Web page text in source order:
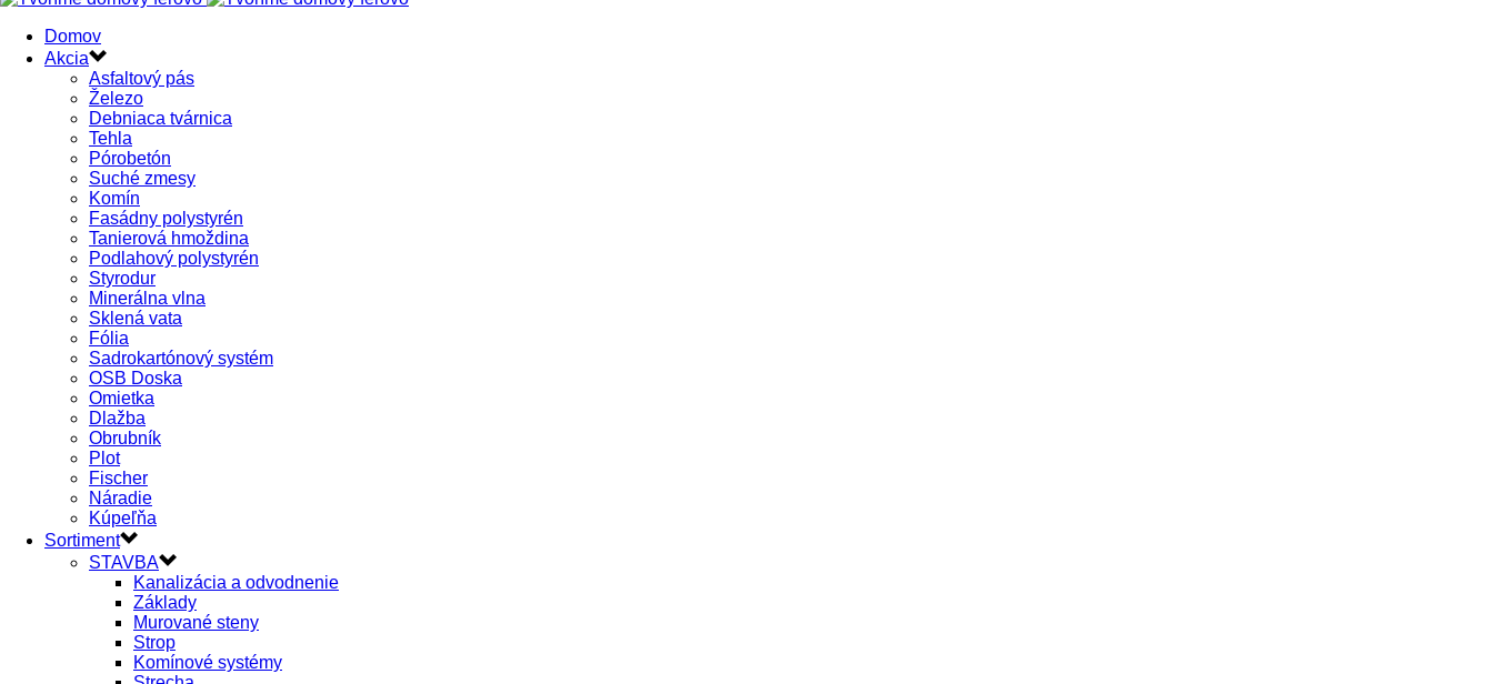
Domov
Akcia
Asfaltový pás
Železo
Debniaca tvárnica
Tehla
Pórobetón
Suché zmesy
Komín
Fasádny polystyrén
Tanierová hmoždina
Podlahový polystyrén
Styrodur
Minerálna vlna
Sklená vata
Fólia
Sadrokartónový systém
OSB Doska
Omietka
Dlažba
Obrubník
Plot
Fischer
Náradie
Kúpeľňa
Sortiment
STAVBA
Kanalizácia a odvodnenie
Základy
Murované steny
Strop
Komínové systémy